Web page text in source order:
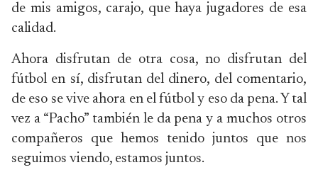
de mis amigos, carajo, que haya jugadores de esa
calidad.
Ahora disfrutan de otra cosa, no disfrutan del
fútbol en sí, disfrutan del dinero, del comentario,
de eso se vive ahora en el fútbol y eso da pena. Y tal
vez a “Pacho” también le da pena y a muchos otros
compañeros que hemos tenido juntos que nos
seguimos viendo, estamos juntos.